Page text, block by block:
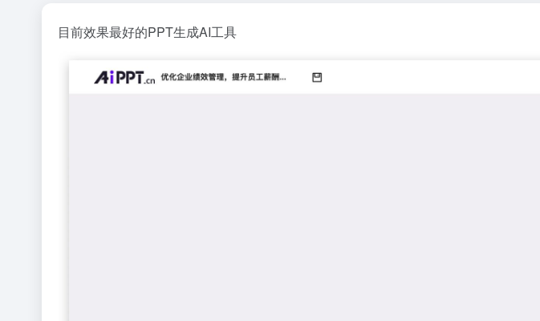
目前效果最好的PPT生成AI工具